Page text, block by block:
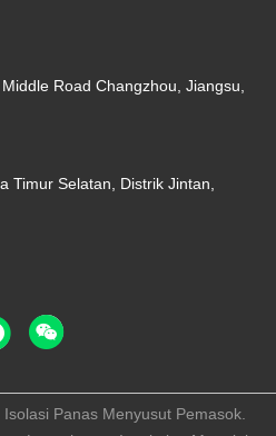
Road Changzhou, Jiangsu,
Timur Selatan, Distrik Jintan,
Panas Menyusut Pemasok.